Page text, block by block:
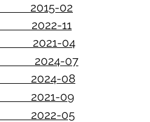
2015-02
2022-11
2021-04
09
2022-05
07
2024-08